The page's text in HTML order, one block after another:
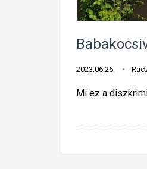
2023.06.26.
Mi ez a